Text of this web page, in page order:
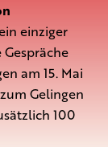
einziger
am 15. Mai
Gelingen
100